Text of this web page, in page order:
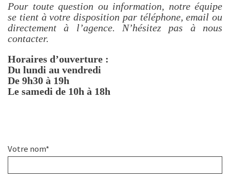
Pour toute question ou information, notre équipe
se tient à votre disposition par téléphone, email ou
directement à l’agence. N’hésitez pas à nous
contacter.
Horaires d’ouverture :
Du lundi au vendredi
De 9h30 à 19h
Le samedi de 10h à 18h
Votre nom*